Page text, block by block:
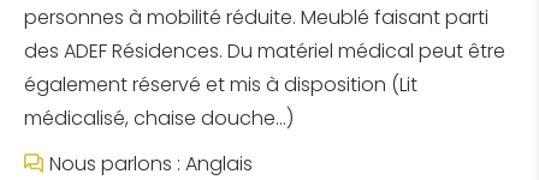
personnes à mobilité réduite. Meublé faisant parti
des ADEF Résidences. Du matériel médical peut être
également réservé et mis à disposition (Lit
médicalisé, chaise douche…)
Nous parlons : Anglais